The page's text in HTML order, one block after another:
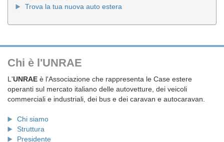
Trova la tua nuova auto estera
Chi è l'UNRAE
L'UNRAE è l'Associazione che rappresenta le Case estere
operanti sul mercato italiano delle autovetture, dei veicoli
commerciali e industriali, dei bus e dei caravan e autocaravan.
Chi siamo
Struttura
Presidente